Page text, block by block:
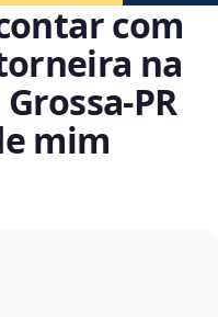
com
na
mim